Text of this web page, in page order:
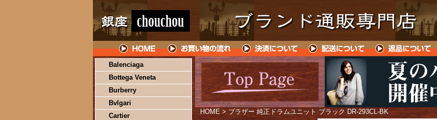
Balenciaga
Bottega Veneta
Burberry
Bvlgari
Cartier
HOME > ブラザー 純正ドラムユニット ブラック DR-293CL-BK